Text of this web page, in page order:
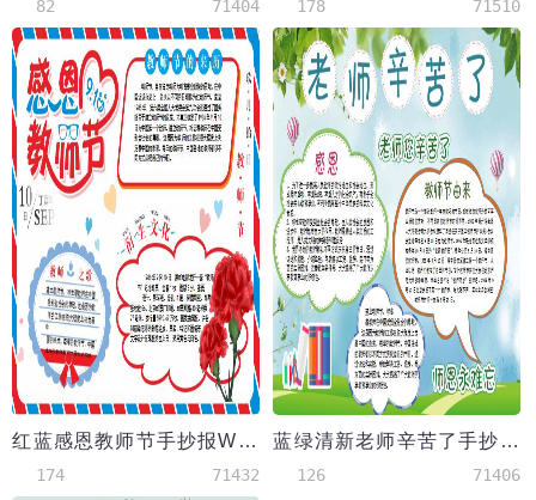
82 71404 178 71510
红蓝感恩教师节手抄报Word模板
174 71432
蓝绿清新老师辛苦了手抄报模板
126 71406